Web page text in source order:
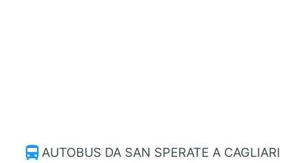
directions_bus AUTOBUS DA SAN SPERATE A CAGLIARI